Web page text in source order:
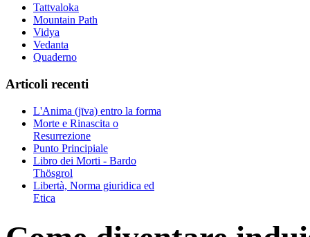
Tattvaloka
Mountain Path
Vidya
Vedanta
Quaderno
Articoli recenti
L'Anima (jīva) entro la forma
Morte e Rinascita o
Resurrezione
Punto Principiale
Libro dei Morti - Bardo
Thösgrol
Libertà, Norma giuridica ed
Etica